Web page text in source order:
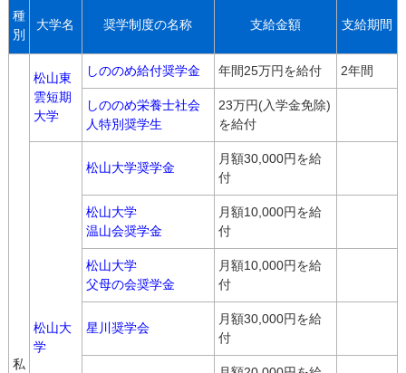
種
別
大学名 奨学制度の名称 支給金額 支給期間
私
松山東
雲短期
大学
しののめ給付奨学金 年間25万円を給付 2年間
しののめ栄養士社会
人特別奨学生
23万円(入学金免除)
を給付
松山大
学
松山大学奨学金
月額30,000円を給
付
松山大学
温山会奨学金
月額10,000円を給
付
松山大学
父母の会奨学金
月額10,000円を給
付
星川奨学会
月額30,000円を給
付